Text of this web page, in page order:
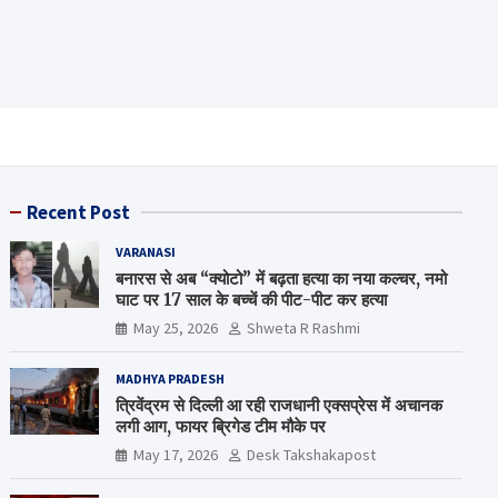
Recent Post
VARANASI
बनारस से अब “क्योटो” में बढ़ता हत्या का नया कल्चर, नमो
घाट पर 17 साल के बच्चें की पीट-पीट कर हत्या
May 25, 2026 Shweta R Rashmi
MADHYA PRADESH
त्रिवेंद्रम से दिल्ली आ रही राजधानी एक्सप्रेस में अचानक
लगी आग, फायर ब्रिगेड टीम मौके पर
May 17, 2026 Desk Takshakapost